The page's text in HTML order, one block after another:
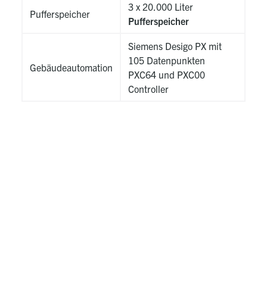
Pufferspeicher
3 x 20.000 Liter
Pufferspeicher
Gebäudeautomation
Siemens Desigo PX mit
105 Datenpunkten
PXC64 und PXC00
Controller